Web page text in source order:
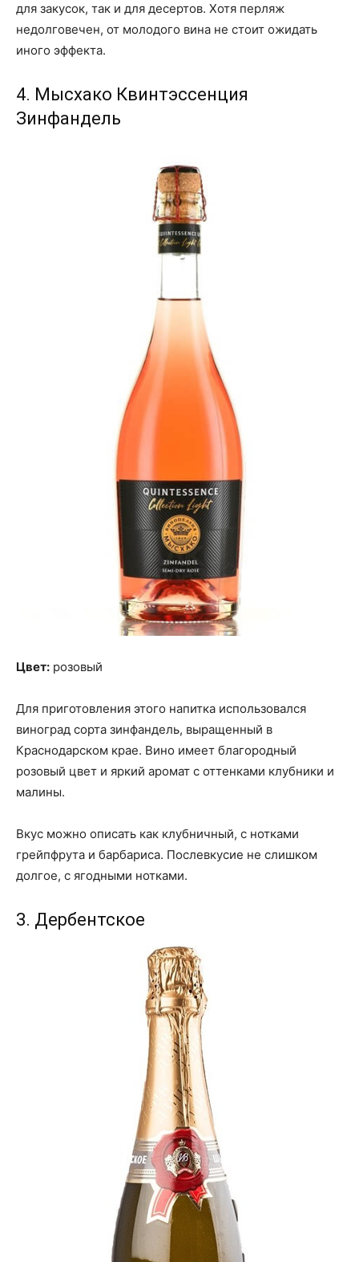
для закусок, так и для десертов. Хотя перляж
недолговечен, от молодого вина не стоит ожидать
иного эффекта.
4. Мысхако Квинтэссенция
Зинфандель
Цвет: розовый
Для приготовления этого напитка использовался
виноград сорта зинфандель, выращенный в
Краснодарском крае. Вино имеет благородный
розовый цвет и яркий аромат с оттенками клубники и
малины.
Вкус можно описать как клубничный, с нотками
грейпфрута и барбариса. Послевкусие не слишком
долгое, с ягодными нотками.
3. Дербентское